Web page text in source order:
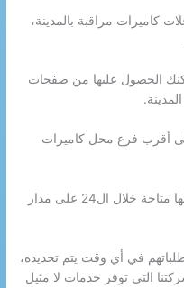
كاميرات مراقبة بالمدينة،
الحصول عليها من صفحات
أقرب فرع محل كاميرات
أرقام محلات كاميرات المراقبة تتميز بأنها متاحة خلال ال24 على مدار
في أي وقت يتم تحديده،
التي توفر خدمات لا مثيل